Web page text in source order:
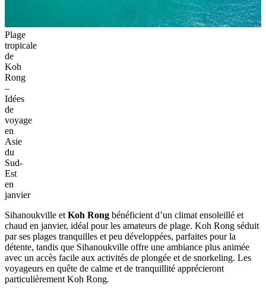
Plage
de
Koh
Rong
–
Idées
de
voyage